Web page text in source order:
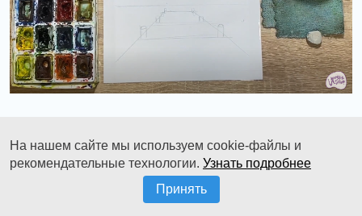
Стераем ластиком лишний карандашик. Он
нам больше не понадобится.
На нашем сайте мы используем cookie-файлы и
рекомендательные технологии. Узнать подробнее
Принять